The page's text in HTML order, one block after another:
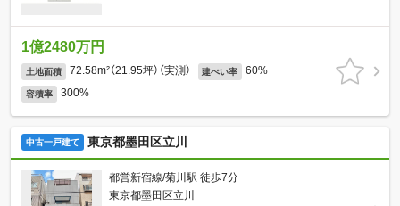
1億2480万円
土地面積 72.58m²（21.95坪）（実測） 建ぺい率 60%
容積率 300%
中古一戸建て 東京都墨田区立川
都営新宿線/菊川駅 徒歩7分
東京都墨田区立川